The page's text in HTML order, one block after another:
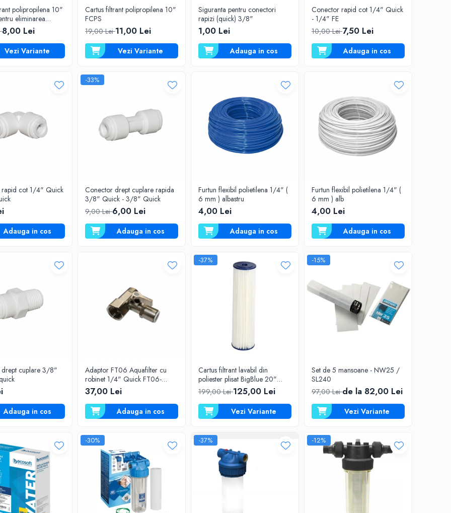
polipropilena 10"
eliminarea
8,00 Lei
Vezi Variante
Cartus filtrant polipropilena 10"
FCPS
19,00 Lei11,00 Lei
Vezi Variante
Siguranta pentru conectori
rapizi (quick) 3/8"
1,00 Lei
Adauga in cos
Conector rapid cot 1/4" Quick
- 1/4" FE
10,00 Lei7,50 Lei
Adauga in cos
rapid cot 1/4" Quick
Quick
Adauga in cos
-33%
Conector drept cuplare rapida
3/8" Quick - 3/8" Quick
9,00 Lei6,00 Lei
Adauga in cos
Furtun flexibil polietilena 1/4" (
6 mm ) albastru
4,00 Lei
Adauga in cos
Furtun flexibil polietilena 1/4" (
6 mm ) alb
4,00 Lei
Adauga in cos
drept cuplare 3/8"
Adauga in cos
Adaptor FT06 Aquafilter cu
robinet 1/4" Quick FT06-
14QCV
37,00 Lei
Adauga in cos
-37%
Cartus filtrant lavabil din
poliester plisat BigBlue 20"
FCCELxM20B
199,00 Lei125,00 Lei
Vezi Variante
-15%
Set de 5 mansoane - NW25 /
SL240
97,00 Leide la 82,00 Lei
Vezi Variante
-30% -37% -12%